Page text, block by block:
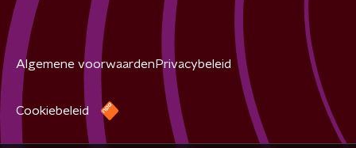
Algemene voorwaarden Privacybeleid
Cookiebeleid